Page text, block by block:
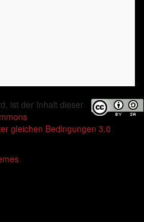
ist der Inhalt dieser
gleichen Bedingungen 3.0
.